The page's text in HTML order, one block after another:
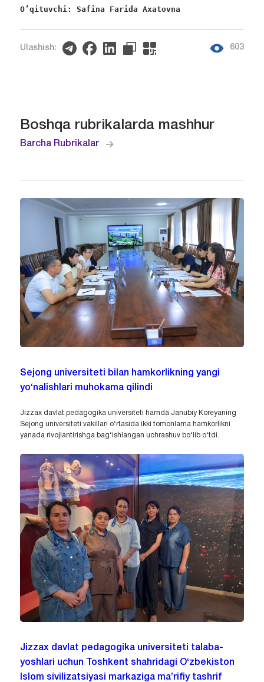
O’qituvchi: Safina Farida Axatovna
Ulashish: 603
Boshqa rubrikalarda mashhur
Barcha Rubrikalar
Sejong universiteti bilan hamkorlikning yangi
yo‘nalishlari muhokama qilindi
Jizzax davlat pedagogika universiteti hamda Janubiy Koreyaning
Sejong universiteti vakillari o‘rtasida ikki tomonlama hamkorlikni
yanada rivojlantirishga bag‘ishlangan uchrashuv bo‘lib o‘tdi.
Jizzax davlat pedagogika universiteti talaba-
yoshlari uchun Toshkent shahridagi O‘zbekiston
Islom sivilizatsiyasi markaziga ma’rifiy tashrif